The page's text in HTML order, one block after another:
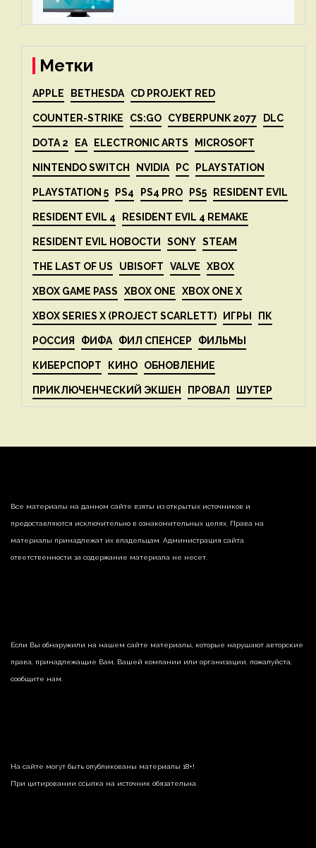
Метки
APPLE BETHESDA CD PROJEKT RED
COUNTER-STRIKE CS:GO CYBERPUNK 2077 DLC
DOTA 2 EA ELECTRONIC ARTS MICROSOFT
NINTENDO SWITCH NVIDIA PC PLAYSTATION
PLAYSTATION 5 PS4 PS4 PRO PS5 RESIDENT EVIL
RESIDENT EVIL 4 RESIDENT EVIL 4 REMAKE
RESIDENT EVIL НОВОСТИ SONY STEAM
THE LAST OF US UBISOFT VALVE XBOX
XBOX GAME PASS XBOX ONE XBOX ONE X
XBOX SERIES X (PROJECT SCARLETT) ИГРЫ ПК
РОССИЯ ФИФА ФИЛ СПЕНСЕР ФИЛЬМЫ
КИБЕРСПОРТ КИНО ОБНОВЛЕНИЕ
ПРИКЛЮЧЕНЧЕСКИЙ ЭКШЕН ПРОВАЛ ШУТЕР
Все материалы на данном сайте взяты из открытых источников и
предоставляются исключительно в ознакомительных целях. Права на
материалы принадлежат их владельцам. Администрация сайта
ответственности за содержание материала не несет.
Если Вы обнаружили на нашем сайте материалы, которые нарушают авторские
права, принадлежащие Вам, Вашей компании или организации, пожалуйста,
сообщите нам.
На сайте могут быть опубликованы материалы 18+!
При цитировании ссылка на источник обязательна.